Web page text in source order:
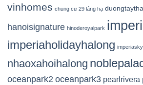
vinhomes chung cư 29 láng hạ
hanoisignature hinoderoyalpark
imperiaholidayhalong
nhaoxahoihalong
oceanpark2 oceanpark3 pearlrivera